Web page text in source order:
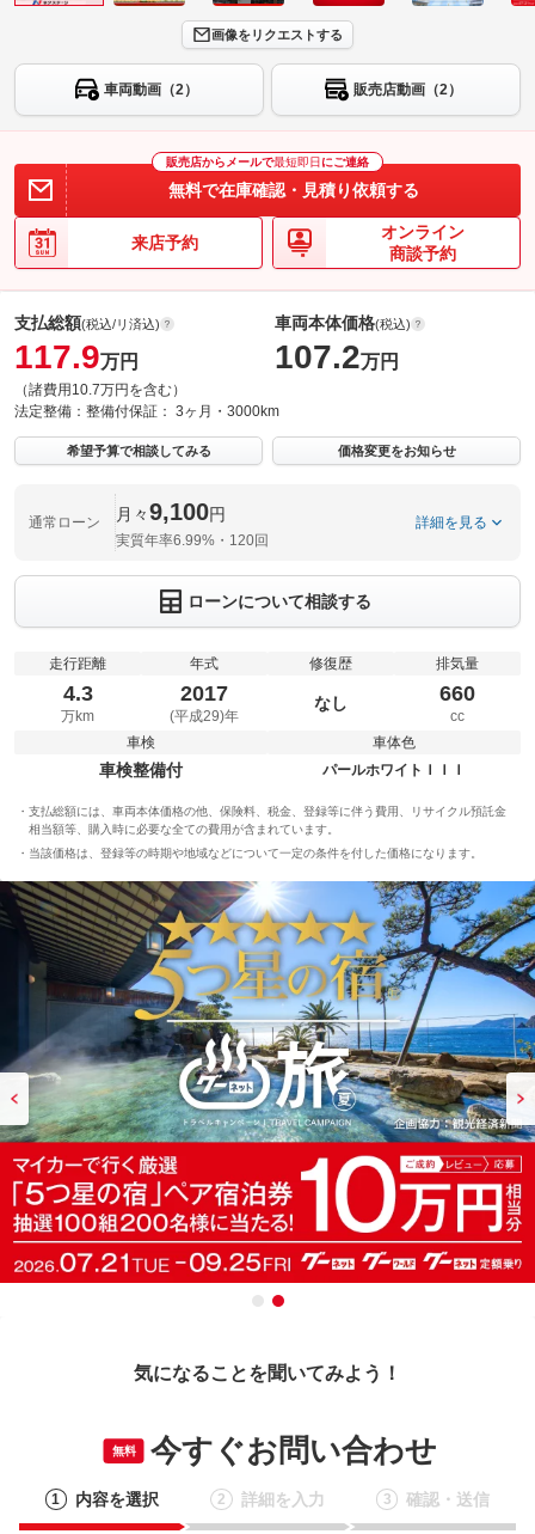
画像をリクエストする
車両動画（2） 販売店動画（2）
販売店からメールで最短即日 にご連絡
無料で在庫確認・見積り依頼する
来店予約
オンライン
商談予約
支払総額(税込/リ済込)
117.9万円
（諸費用10.7万円を含む）
車両本体価格(税込)
107.2万円
法定整備： 整備付保証： 3ヶ月・3000km
希望予算で相談してみる 価格変更をお知らせ
通常ローン 月々9,100円
実質年率6.99%・120回
詳細を見る
ローンについて相談する
走行距離
4.3
万km
年式
2017
(平成29)年
修復歴
なし
排気量
660
cc
車検
車検整備付
車体色
パールホワイトＩＩＩ
支払総額には、車両本体価格の他、保険料、税金、登録等に伴う費用、リサイクル預託金
相当額等、購入時に必要な全ての費用が含まれています。
当該価格は、登録等の時期や地域などについて一定の条件を付した価格になります。
気になることを聞いてみよう！
無料 今すぐお問い合わせ
1 内容を選択 2 詳細を入力 3 確認・送信